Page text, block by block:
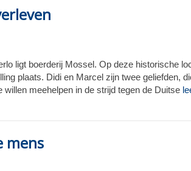
ligt boerderij Mossel. Op deze historische
plaats. Didi en Marcel zijn twee geliefden,
meehelpen in de strijd tegen de Duitse
mens